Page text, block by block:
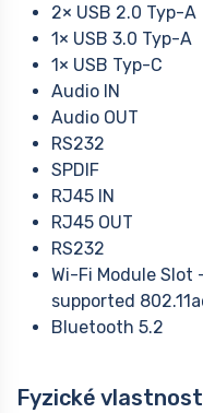
2× USB 2.0 Typ-A
1× USB 3.0 Typ-A
1× USB Typ-C
Audio IN
Audio OUT
RS232
SPDIF
RJ45 IN
RJ45 OUT
RS232
Wi-Fi Module Slot
supported
Bluetooth 5.2
Fyzické